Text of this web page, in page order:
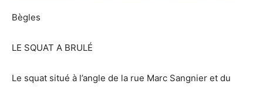
Bègles
LE SQUAT A BRULÉ
Le squat situé à l’angle de la rue Marc Sangnier et du